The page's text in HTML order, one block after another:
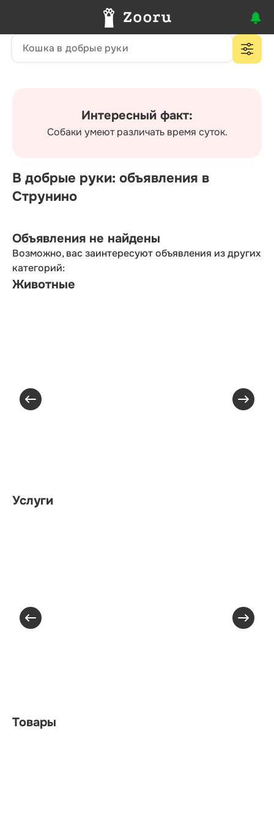
Интересный факт:
Собаки умеют различать время суток.
В добрые руки: объявления в
Струнино
Объявления не найдены
Возможно, вас заинтересуют объявления из других
категорий:
Животные
Услуги
Товары